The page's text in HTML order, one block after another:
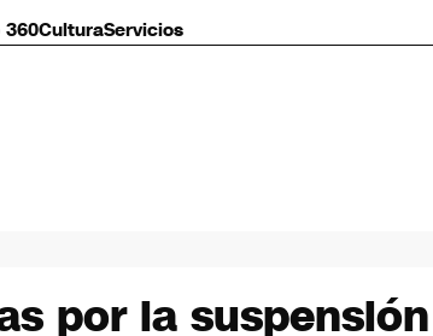
360CulturaServicios
por la